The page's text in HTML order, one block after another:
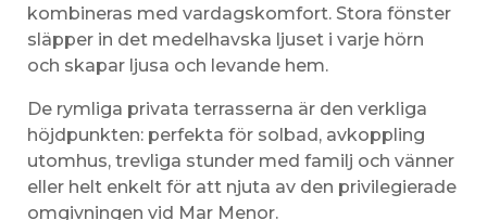
kombineras med vardagskomfort. Stora fönster
släpper in det medelhavska ljuset i varje hörn
och skapar ljusa och levande hem.
De rymliga privata terrasserna är den verkliga
höjdpunkten: perfekta för solbad, avkoppling
utomhus, trevliga stunder med familj och vänner
eller helt enkelt för att njuta av den privilegierade
omgivningen vid Mar Menor.